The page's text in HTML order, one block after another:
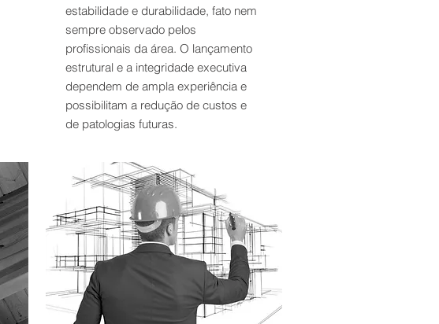
estabilidade e durabilidade, fato nem
sempre observado pelos
profissionais da área. O lançamento
estrutural e a integridade executiva
dependem de ampla experiência e
possibilitam a redução de custos e
de patologias futuras.